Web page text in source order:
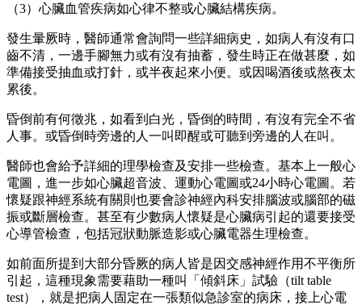
（3）心臟血管疾病如心律不整或心臟結構疾病。
發生暈厥時，醫師通常會詢問一些詳細病史，如病人有沒有口
齒不清，一邊手腳無力或有沒有抽蓄，發生時正在做甚麼，如
準備接受抽血或打針，或半夜起來小便。或因喝酒後或熬夜太
累後。
昏倒前有何徵兆，如看到白光，昏倒的時間，有沒有完全不省
人事。或昏倒時旁邊的人一叫即醒或可聽到旁邊的人在叫。
醫師也會給予詳細的理學檢查及安排一些檢查。基本上一般心
電圖，進一步如心臟超音波、運動心電圖或24小時心電圖。若
懷疑跟神經系統有關則也要會診神經內科安排腦波或腦部的磁
振或斷層檢查。甚至有少數病人懷疑是心臟病引起的還要接受
心導管檢查，包括冠狀動脈造影或心臟電器生理檢查。
如前面所提到大部分昏厥的病人皆是因交感神經作用不平衡所
引起，這種現象需要藉助一種叫「傾斜床」試驗（tilt table
test），就是把病人固定在一張類似急診室的病床，接上心電